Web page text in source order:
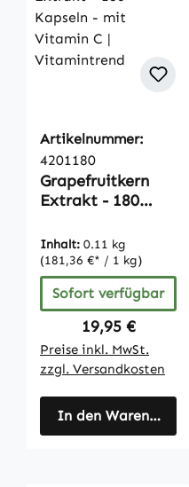
Artikelnummer:
4201180
Grapefruitkern
Extrakt - 180
Vitamin C |
Vitamintrend
Inhalt: 0.11 kg
(181,36 €* / 1 kg)
Sofort verfügbar
Regulärer Preis:
19,95 €
Preise inkl. MwSt.
zzgl. Versandkosten
In den Warenkorb